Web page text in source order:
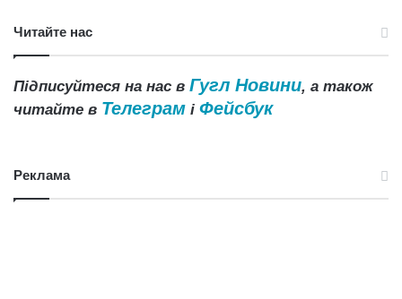
Читайте нас
Підписуйтеся на нас в Гугл Новини, а також
читайте в Телеграм і Фейсбук
Реклама